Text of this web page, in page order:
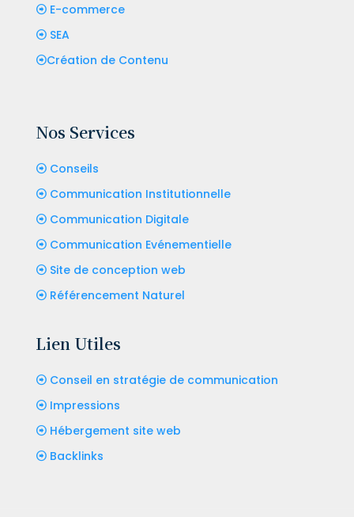
E-commerce
SEA
Création de Contenu
Nos Services
Conseils
Communication Institutionnelle
Communication Digitale
Communication Evénementielle
Site de conception web
Référencement Naturel
Lien Utiles
Conseil en stratégie de communication
Impressions
Hébergement site web
Backlinks